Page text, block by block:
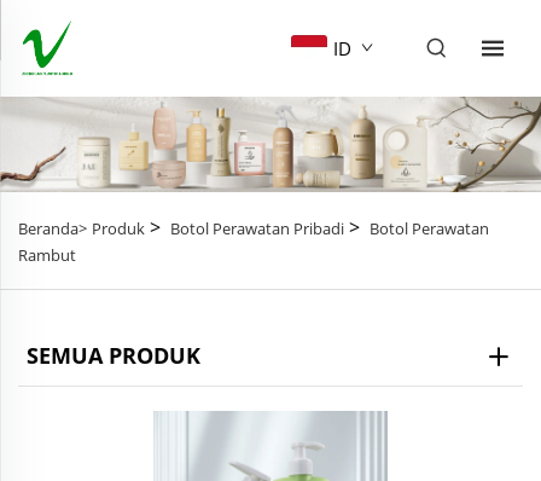
ID
Beranda> Produk > Botol Perawatan Pribadi > Botol Perawatan
Rambut
SEMUA PRODUK